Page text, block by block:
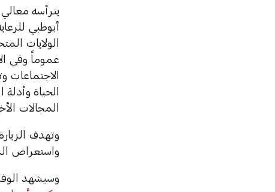
يترأسه
أبوظبي
الولايات
عموماً وفي
الاجتماعات
الحياة
المجالات
وتهدف
واستعراض
وسيشهد